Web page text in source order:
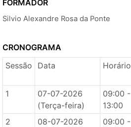
FORMADOR
Silvio Alexandre Rosa da Ponte
CRONOGRAMA
Sessão
Data Horário
1
07-07-2026
(Terça-feira)
09:00 -
13:00
2
08-07-2026
09:00 -